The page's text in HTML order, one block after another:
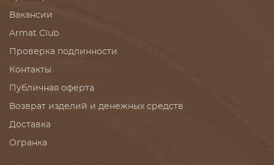
Вакансии
Armat Club
Проверка подлинности
Контакты
Публичная оферта
Возврат изделий и денежных средств
Доставка
Огранка